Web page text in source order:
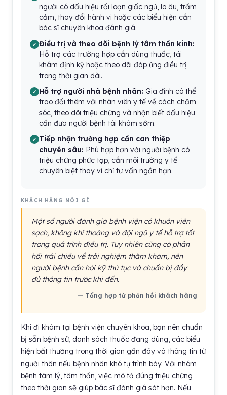
người có dấu hiệu rối loạn giấc ngủ, lo âu, trầm
cảm, thay đổi hành vi hoặc các biểu hiện cần
bác sĩ chuyên khoa đánh giá.
Điều trị và theo dõi bệnh lý tâm thần kinh:
Hỗ trợ các trường hợp cần dùng thuốc, tái
khám định kỳ hoặc theo dõi đáp ứng điều trị
trong thời gian dài.
Hỗ trợ người nhà bệnh nhân: Gia đình có thể
trao đổi thêm với nhân viên y tế về cách chăm
sóc, theo dõi triệu chứng và nhận biết dấu hiệu
cần đưa người bệnh tái khám sớm.
Tiếp nhận trường hợp cần can thiệp
chuyên sâu: Phù hợp hơn với người bệnh có
triệu chứng phức tạp, cần môi trường y tế
chuyên biệt thay vì chỉ tư vấn ngắn hạn.
KHÁCH HÀNG NÓI GÌ
Một số người đánh giá bệnh viện có khuôn viên
sạch, không khí thoáng và đội ngũ y tế hỗ trợ tốt
trong quá trình điều trị. Tuy nhiên cũng có phản
hồi trái chiều về trải nghiệm thăm khám, nên
người bệnh cần hỏi kỹ thủ tục và chuẩn bị đầy
đủ thông tin trước khi đến.
— Tổng hợp từ phản hồi khách hàng
Khi đi khám tại bệnh viện chuyên khoa, bạn nên chuẩn
bị sẵn bệnh sử, danh sách thuốc đang dùng, các biểu
hiện bất thường trong thời gian gần đây và thông tin từ
người thân nếu bệnh nhân khó tự trình bày. Với nhóm
bệnh tâm lý, tâm thần, việc mô tả đúng triệu chứng
theo thời gian sẽ giúp bác sĩ đánh giá sát hơn. Nếu